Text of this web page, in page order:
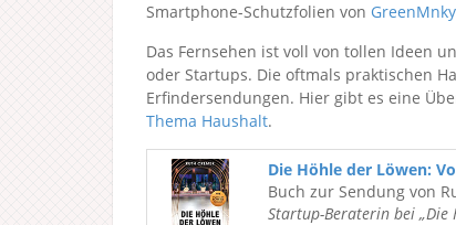
Smartphone-Schutzfolien von GreenMnky
Das Fernsehen ist voll von tollen Ideen
oder Startups. Die oftmals praktischen
Erfindersendungen. Hier gibt es eine
Thema Haushalt.
Die Höhle der Löwen:
Buch zur Sendung von
Startup-Beraterin bei „Die